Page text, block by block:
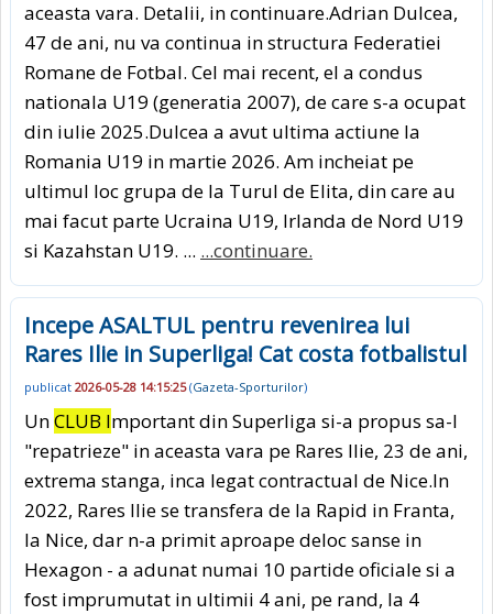
aceasta vara. Detalii, in continuare.Adrian Dulcea,
47 de ani, nu va continua in structura Federatiei
Romane de Fotbal. Cel mai recent, el a condus
nationala U19 (generatia 2007), de care s-a ocupat
din iulie 2025.Dulcea a avut ultima actiune la
Romania U19 in martie 2026. Am incheiat pe
ultimul loc grupa de la Turul de Elita, din care au
mai facut parte Ucraina U19, Irlanda de Nord U19
si Kazahstan U19. ... ...continuare.
Incepe ASALTUL pentru revenirea lui
Rares Ilie in Superliga! Cat costa fotbalistul
publicat 2026-05-28 14:15:25(Gazeta-Sporturilor)
UnCLUB Important din Superliga si-a propus sa-l
"repatrieze" in aceasta vara pe Rares Ilie, 23 de ani,
extrema stanga, inca legat contractual de Nice.In
2022, Rares Ilie se transfera de la Rapid in Franta,
la Nice, dar n-a primit aproape deloc sanse in
Hexagon - a adunat numai 10 partide oficiale si a
fost imprumutat in ultimii 4 ani, pe rand, la 4